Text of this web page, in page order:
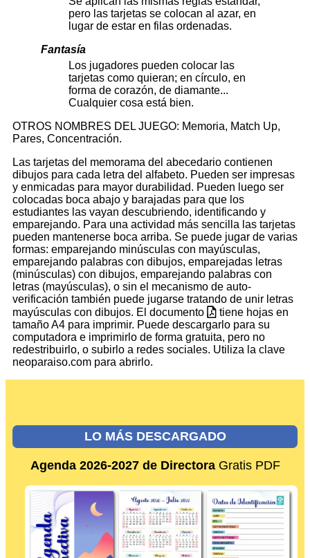
pero las tarjetas se colocan al azar, en
lugar de estar en filas ordenadas.
Fantasía
Los jugadores pueden colocar las
tarjetas como quieran; en círculo, en
forma de corazón, de diamante...
Cualquier cosa está bien.
OTROS NOMBRES DEL JUEGO: Memoria, Match Up,
Pares, Concentración.
Las tarjetas del memorama del abecedario contienen
dibujos para cada letra del alfabeto. Pueden ser impresas
y enmicadas para mayor durabilidad. Pueden luego ser
colocadas boca abajo y barajadas para que los
estudiantes las vayan descubriendo, identificando y
emparejando. Para una actividad más sencilla las tarjetas
pueden mantenerse boca arriba. Se puede jugar de varias
formas: emparejando minúsculas con mayúsculas,
emparejando palabras con dibujos, emparejadas letras
(minúsculas) con dibujos, emparejando palabras con
letras (mayúsculas), o sin el mecanismo de auto-
verificación también puede jugarse tratando de unir letras
mayúsculas con dibujos. El documento
tiene hojas en
tamaño A4 para imprimir. Puede descargarlo para su
computadora e imprimirlo de forma gratuita, pero no
redestribuirlo, o subirlo a redes sociales. Utiliza la clave
neoparaiso.com para abrirlo.
LO MÁS DESCARGADO
Agenda 2026-2027 de DirectoraGratis PDF